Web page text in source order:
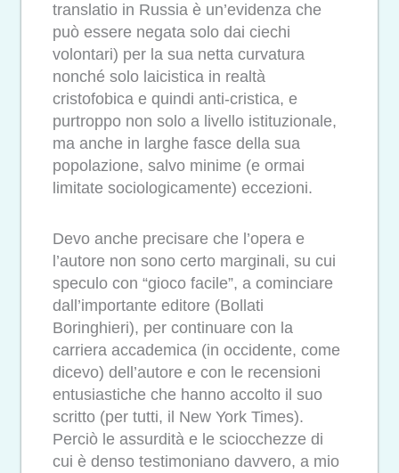
translatio in Russia è un’evidenza che
può essere negata solo dai ciechi
volontari) per la sua netta curvatura
nonché solo laicistica in realtà
cristofobica e quindi anti-cristica, e
purtroppo non solo a livello istituzionale,
ma anche in larghe fasce della sua
popolazione, salvo minime (e ormai
limitate sociologicamente) eccezioni.
Devo anche precisare che l’opera e
l’autore non sono certo marginali, su cui
speculo con “gioco facile”, a cominciare
dall’importante editore (Bollati
Boringhieri), per continuare con la
carriera accademica (in occidente, come
dicevo) dell’autore e con le recensioni
entusiastiche che hanno accolto il suo
scritto (per tutti, il New York Times).
Perciò le assurdità e le sciocchezze di
cui è denso testimoniano davvero, a mio